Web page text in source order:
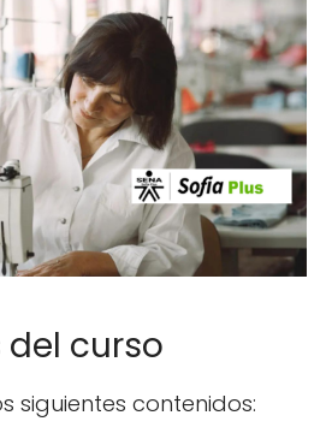
curso
siguientes contenidos: